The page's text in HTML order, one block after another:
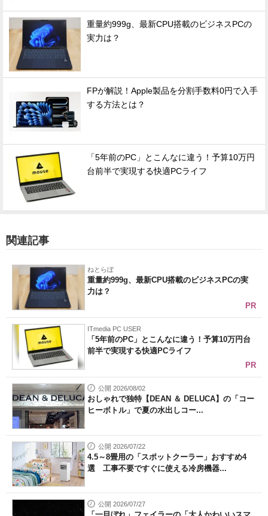
重量約999g、最新CPU搭載のビジネスPCの
実力は？
FPが解説！Apple製品を分割手数料0円で入手
する方法とは？
「5年前のPC」とこんなに違う！予算10万円
台前半で実現する快適PCライフ
関連記事
ねとらぼ
重量約999g、最新CPU搭載のビジネスPCの実
力は？
PR
ITmedia PC USER
「5年前のPC」とこんなに違う！予算10万円台
前半で実現する快適PCライフ
PR
公開 2026/08/02
おしゃれで独特【DEAN ＆ DELUCA】の「コー
ヒーボトル」で夏の水出しコー...
公開 2026/07/22
4.5～8畳用の「スポットクーラー」おすすめ4
選 工事不要ですぐに使える冷房機器...
公開 2026/07/27